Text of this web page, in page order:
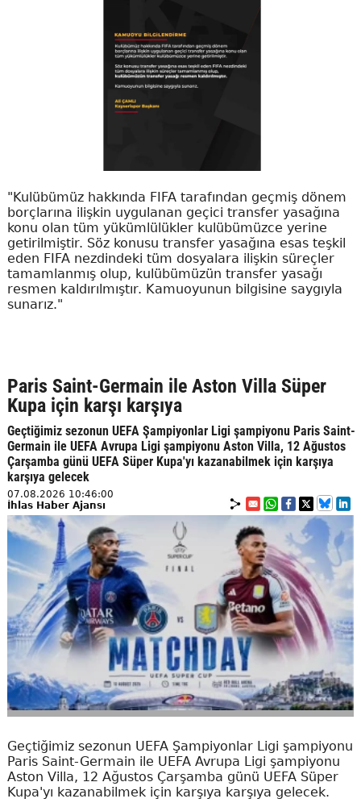
"Kulübümüz hakkında FIFA tarafından geçmiş dönem
borçlarına ilişkin uygulanan geçici transfer yasağına
konu olan tüm yükümlülükler kulübümüzce yerine
getirilmiştir. Söz konusu transfer yasağına esas teşkil
eden FIFA nezdindeki tüm dosyalara ilişkin süreçler
tamamlanmış olup, kulübümüzün transfer yasağı
resmen kaldırılmıştır. Kamuoyunun bilgisine saygıyla
sunarız."
Paris Saint-Germain ile Aston Villa Süper
Kupa için karşı karşıya
Geçtiğimiz sezonun UEFA Şampiyonlar Ligi şampiyonu Paris Saint-
Germain ile UEFA Avrupa Ligi şampiyonu Aston Villa, 12 Ağustos
Çarşamba günü UEFA Süper Kupa'yı kazanabilmek için karşıya
karşıya gelecek
07.08.2026 10:46:00
İhlas Haber Ajansı
Geçtiğimiz sezonun UEFA Şampiyonlar Ligi şampiyonu
Paris Saint-Germain ile UEFA Avrupa Ligi şampiyonu
Aston Villa, 12 Ağustos Çarşamba günü UEFA Süper
Kupa'yı kazanabilmek için karşıya karşıya gelecek.